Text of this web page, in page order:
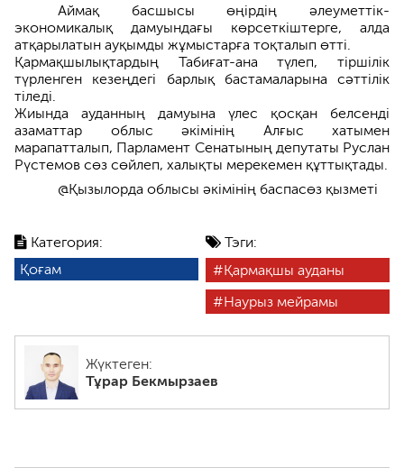
Категория:
Қоғам
Тэги:
Қармақшы ауданы
Наурыз мейрамы
Жүктеген:
Тұрар Бекмырзаев
Аймақ басшысы өңірдің әлеуметтік-
экономикалық дамуындағы көрсеткіштерге, алда
атқарылатын ауқымды жұмыстарға тоқталып өтті.
Қармақшылықтардың Табиғат-ана түлеп, тіршілік
түрленген кезеңдегі барлық бастамаларына сәттілік
тіледі.
Жиында ауданның дамуына үлес қосқан белсенді
азаматтар облыс әкімінің Алғыс хатымен
марапатталып, Парламент Сенатының депутаты Руслан
Рүстемов сөз сөйлеп, халықты мерекемен құттықтады.
@Қызылорда облысы әкімінің баспасөз қызметі